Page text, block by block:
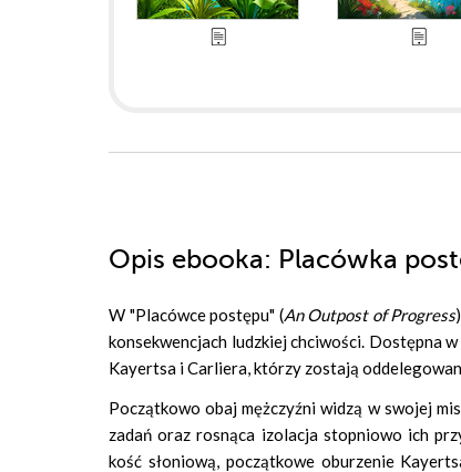
Opis ebooka: Placówka
W "Placówce postępu" (An Outpost of Progress
konsekwencjach ludzkiej chciwości. Dostępna
Kayertsa i Carliera, którzy zostają
Początkowo obaj mężczyźni widzą w swojej
zadań oraz rosnąca izolacja stopniowo ich
kość słoniową, początkowe oburzenie